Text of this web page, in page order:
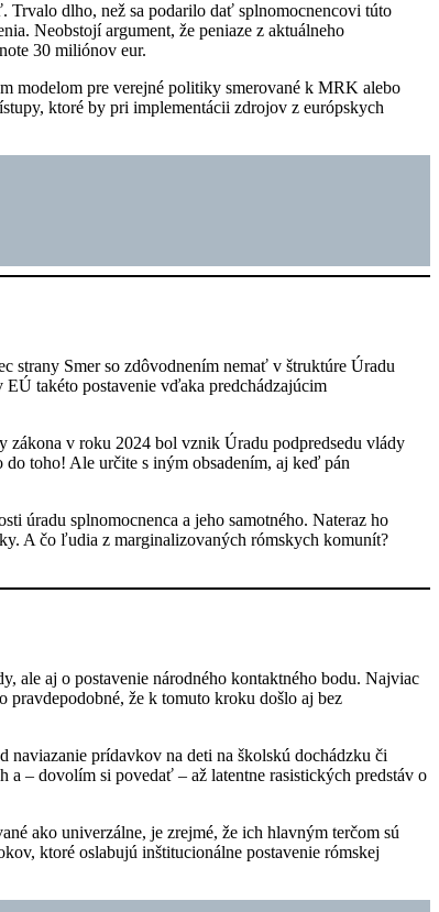
Trvalo dlho, než sa podarilo dať splnomocnencovi túto
Neobstojí argument, že peniaze z aktuálneho
30 miliónov eur.
modelom pre verejné politiky smerované k MRK alebo
ktoré by pri implementácii zdrojov z európskych
strany Smer so zdôvodnením nemať v štruktúre Úradu
takéto postavenie vďaka predchádzajúcim
zákona v roku 2024 bol vznik Úradu podpredsedu vlády
toho! Ale určite s iným obsadením, aj keď pán
úradu splnomocnenca a jeho samotného. Nateraz ho
A čo ľudia z marginalizovaných rómskych komunít?
ale aj o postavenie národného kontaktného bodu. Najviac
pravdepodobné, že k tomuto kroku došlo aj bez
prídavkov na deti na školskú dochádzku či
– dovolím si povedať – až latentne rasistických predstáv o
ako univerzálne, je zrejmé, že ich hlavným terčom sú
ktoré oslabujú inštitucionálne postavenie rómskej